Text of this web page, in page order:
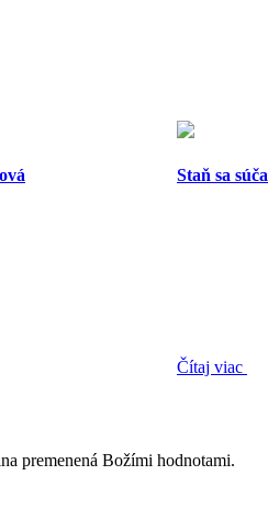
Staň sa
Čítaj viac
premenená Božími hodnotami.